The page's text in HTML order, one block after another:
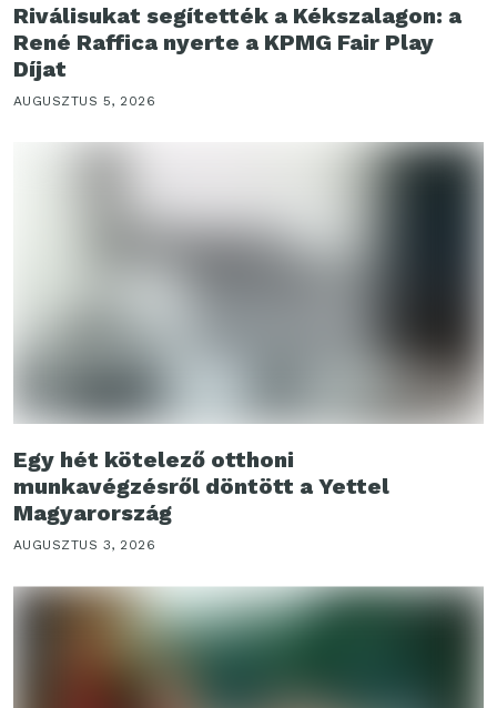
Riválisukat segítették a Kékszalagon: a
René Raffica nyerte a KPMG Fair Play
Díjat
AUGUSZTUS 5, 2026
Egy hét kötelező otthoni
munkavégzésről döntött a Yettel
Magyarország
AUGUSZTUS 3, 2026